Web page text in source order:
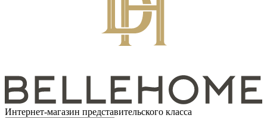
Интернет-магазин представительского класса